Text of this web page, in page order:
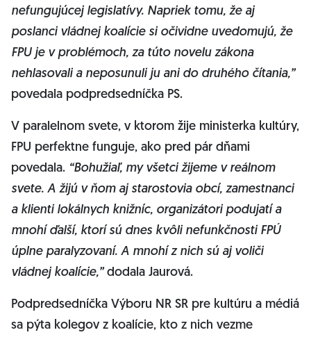
nefungujúcej legislatívy. Napriek tomu, že aj
poslanci vládnej koalície si očividne uvedomujú, že
FPU je v problémoch, za túto novelu zákona
nehlasovali a neposunuli ju ani do druhého čítania,”
povedala podpredsedníčka PS.
V paralelnom svete, v ktorom žije ministerka kultúry,
FPU perfektne funguje, ako pred pár dňami
povedala. “Bohužiaľ, my všetci žijeme v reálnom
svete. A žijú v ňom aj starostovia obcí, zamestnanci
a klienti lokálnych knižníc, organizátori podujatí a
mnohí ďalší, ktorí sú dnes kvôli nefunkčnosti FPÚ
úplne paralyzovaní. A mnohí z nich sú aj voliči
vládnej koalície,”dodala Jaurová.
Podpredsedníčka Výboru NR SR pre kultúru a médiá
sa pýta kolegov z koalície, kto z nich vezme